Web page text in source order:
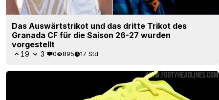
Das Auswärtstrikot und das dritte Trikot des
Granada CF für die Saison 26-27 wurden
vorgestellt
19 3 0 895 17 Std.